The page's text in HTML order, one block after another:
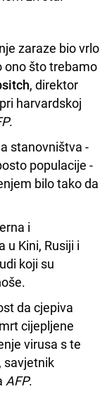
zaraze bio vrlo
ono što trebamo
, direktor
harvardskoj
.
stanovništva -
populacije -
bilo tako da
i
u Kini, Rusiji i
koji su
da cjepiva
cijepljene
virusa s te
, savjetnik
AFP.